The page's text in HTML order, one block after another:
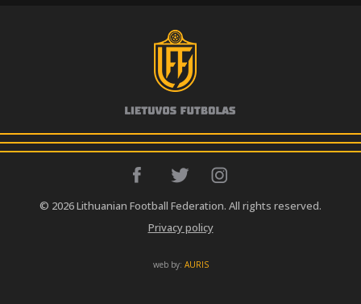
© 2026 Lithuanian Football Federation. All rights reserved.
Privacy policy
web by: AURIS